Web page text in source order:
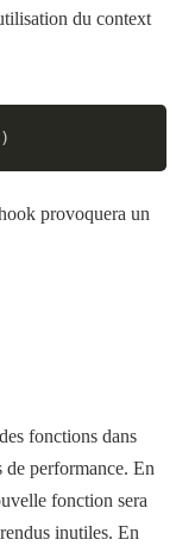
du context
)
provoquera un
fonctions dans
de performance. En
fonction sera
inutiles. En